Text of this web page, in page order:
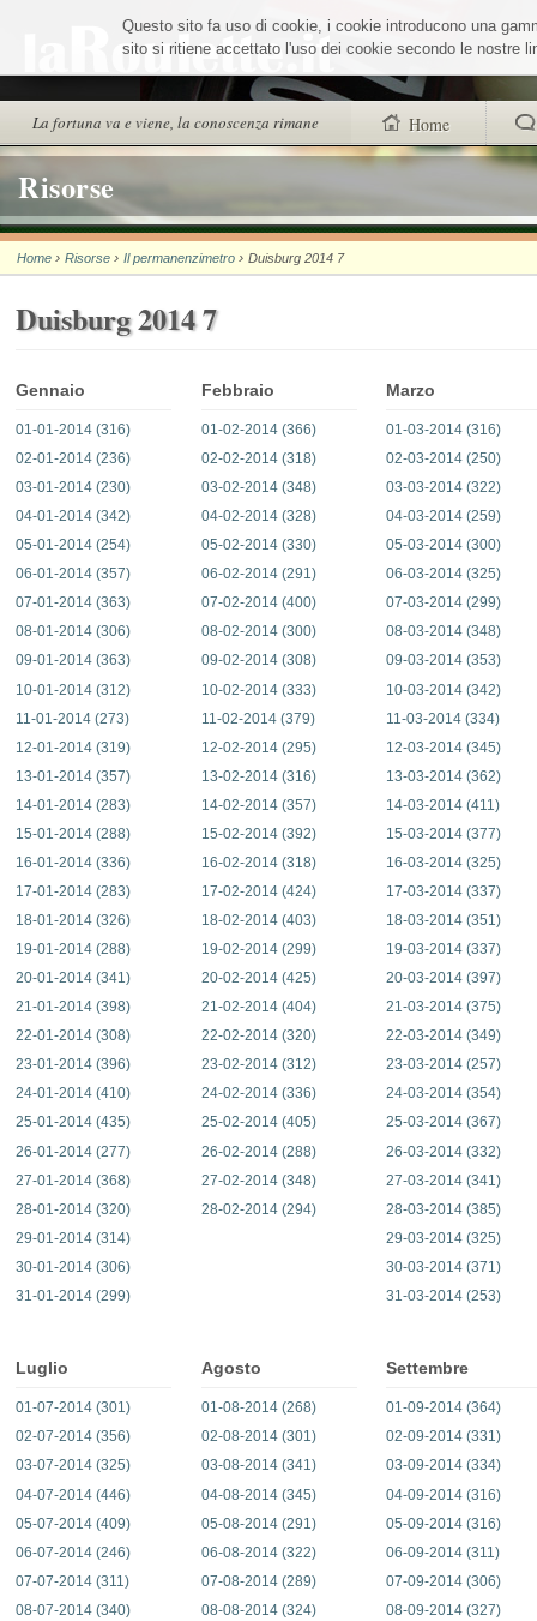
alla
navigazioneLa fortuna va e viene, la conoscenza rimane Home
trovi anche
Chi siamo
Risorse
Questo sito fa uso di cookie, i cookie introducono una
sito si ritiene accettato l'uso dei cookie secondo le nostre
Home ›Risorse ›Il permanenzimetro ›Duisburg 2014 7
Duisburg 2014 7
Gennaio
01-01-2014 (316)
02-01-2014 (236)
03-01-2014 (230)
04-01-2014 (342)
05-01-2014 (254)
06-01-2014 (357)
07-01-2014 (363)
08-01-2014 (306)
09-01-2014 (363)
10-01-2014 (312)
11-01-2014 (273)
12-01-2014 (319)
13-01-2014 (357)
14-01-2014 (283)
15-01-2014 (288)
16-01-2014 (336)
17-01-2014 (283)
18-01-2014 (326)
19-01-2014 (288)
20-01-2014 (341)
21-01-2014 (398)
22-01-2014 (308)
23-01-2014 (396)
24-01-2014 (410)
25-01-2014 (435)
26-01-2014 (277)
27-01-2014 (368)
28-01-2014 (320)
29-01-2014 (314)
30-01-2014 (306)
31-01-2014 (299)
Febbraio
01-02-2014 (366)
02-02-2014 (318)
03-02-2014 (348)
04-02-2014 (328)
05-02-2014 (330)
06-02-2014 (291)
07-02-2014 (400)
08-02-2014 (300)
09-02-2014 (308)
10-02-2014 (333)
11-02-2014 (379)
12-02-2014 (295)
13-02-2014 (316)
14-02-2014 (357)
15-02-2014 (392)
16-02-2014 (318)
17-02-2014 (424)
18-02-2014 (403)
19-02-2014 (299)
20-02-2014 (425)
21-02-2014 (404)
22-02-2014 (320)
23-02-2014 (312)
24-02-2014 (336)
25-02-2014 (405)
26-02-2014 (288)
27-02-2014 (348)
28-02-2014 (294)
Marzo
01-03-2014 (316)
02-03-2014 (250)
03-03-2014 (322)
04-03-2014 (259)
05-03-2014 (300)
06-03-2014 (325)
07-03-2014 (299)
08-03-2014 (348)
09-03-2014 (353)
10-03-2014 (342)
11-03-2014 (334)
12-03-2014 (345)
13-03-2014 (362)
14-03-2014 (411)
15-03-2014 (377)
16-03-2014 (325)
17-03-2014 (337)
18-03-2014 (351)
19-03-2014 (337)
20-03-2014 (397)
21-03-2014 (375)
22-03-2014 (349)
23-03-2014 (257)
24-03-2014 (354)
25-03-2014 (367)
26-03-2014 (332)
27-03-2014 (341)
28-03-2014 (385)
29-03-2014 (325)
30-03-2014 (371)
31-03-2014 (253)
Luglio
01-07-2014 (301)
02-07-2014 (356)
03-07-2014 (325)
04-07-2014 (446)
05-07-2014 (409)
06-07-2014 (246)
07-07-2014 (311)
08-07-2014 (340)
Agosto
01-08-2014 (268)
02-08-2014 (301)
03-08-2014 (341)
04-08-2014 (345)
05-08-2014 (291)
06-08-2014 (322)
07-08-2014 (289)
08-08-2014 (324)
Settembre
01-09-2014 (364)
02-09-2014 (331)
03-09-2014 (334)
04-09-2014 (316)
05-09-2014 (316)
06-09-2014 (311)
07-09-2014 (306)
08-09-2014 (327)